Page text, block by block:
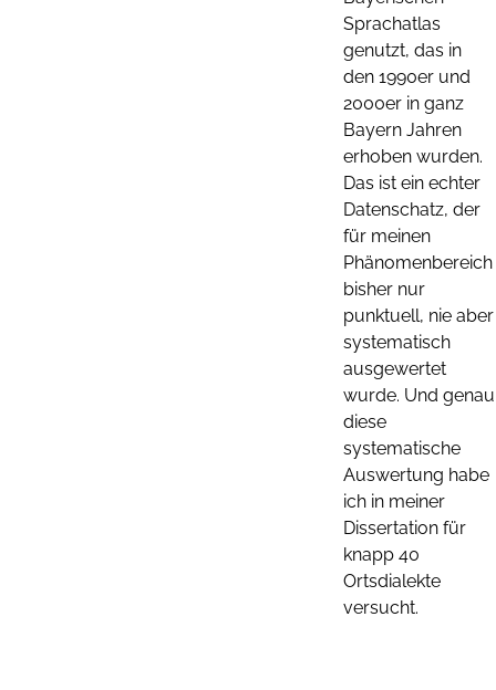
Sprachatlas
genutzt, das in
den 1990er und
2000er in ganz
Bayern Jahren
erhoben wurden.
Das ist ein echter
Datenschatz, der
für meinen
Phänomenbereich
bisher nur
punktuell, nie aber
systematisch
ausgewertet
wurde. Und genau
diese
systematische
Auswertung habe
ich in meiner
Dissertation für
knapp 40
Ortsdialekte
versucht.